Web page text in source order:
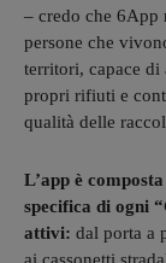
– credo che 6App
persone che
territori, capace di
propri rifiuti e
qualità delle
L’app è
specifica di ogni
attivi: dal porta a